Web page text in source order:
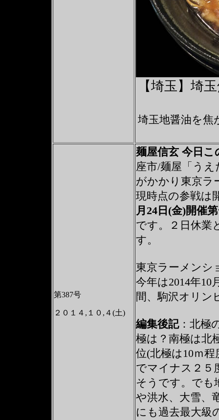
【埼玉】埼
埼玉地醤油を焦
第387号
２０１４,１０,４(土)
麺屋信玄 今日
座市/麺屋「う
がかかり東京ラ
現時点の参戦は
月24日(金)開催
です。２日休業
す。
東京ラーメンシ
今年は2014年10
間、駒沢オリン
編集後記： 北極
極は？南極は北
位(北極は10ｍ
でマイナス２５
そうです。でも
や洪水、大雪、
にも過去最大級